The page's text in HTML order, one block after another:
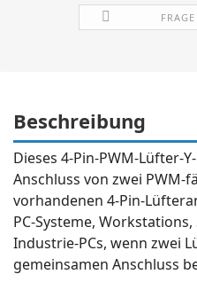
Beschreibung
Dieses 4-Pin-PWM-Lüfter-
Anschluss von zwei PWM-
vorhandenen 4-Pin-
PC-Systeme,
Industrie-PCs, wenn zwei
gemeinsamen Anschluss